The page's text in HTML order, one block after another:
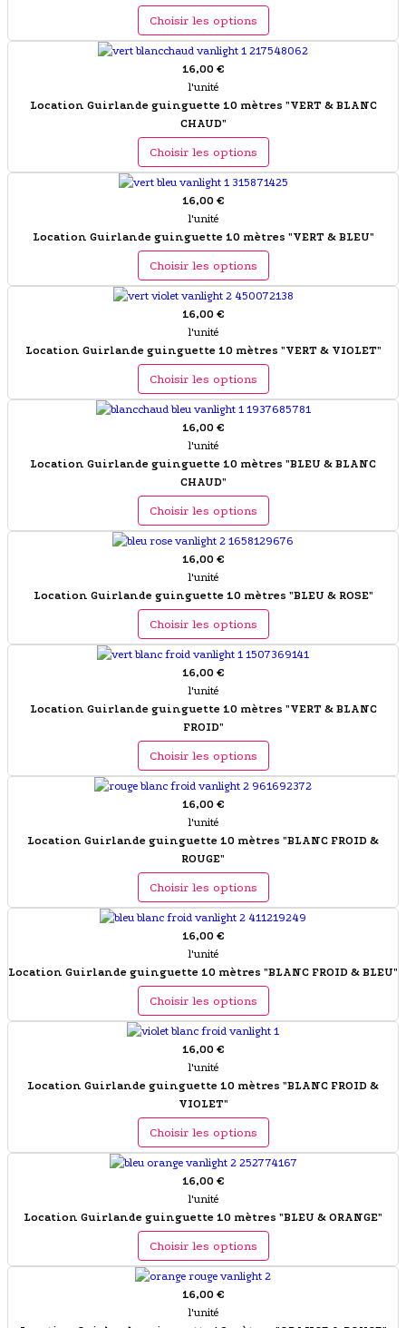
Choisir les options
16,00 €
l'unité
Location Guirlande guinguette 10 mètres "VERT & BLANC
CHAUD"
Choisir les options
16,00 €
l'unité
Location Guirlande guinguette 10 mètres "VERT & BLEU"
Choisir les options
16,00 €
l'unité
Location Guirlande guinguette 10 mètres "VERT & VIOLET"
Choisir les options
16,00 €
l'unité
Location Guirlande guinguette 10 mètres "BLEU & BLANC
CHAUD"
Choisir les options
16,00 €
l'unité
Location Guirlande guinguette 10 mètres "BLEU & ROSE"
Choisir les options
16,00 €
l'unité
Location Guirlande guinguette 10 mètres "VERT & BLANC
FROID"
Choisir les options
16,00 €
l'unité
Location Guirlande guinguette 10 mètres "BLANC FROID &
ROUGE"
Choisir les options
16,00 €
l'unité
Location Guirlande guinguette 10 mètres "BLANC FROID & BLEU"
Choisir les options
16,00 €
l'unité
Location Guirlande guinguette 10 mètres "BLANC FROID &
VIOLET"
Choisir les options
16,00 €
l'unité
Location Guirlande guinguette 10 mètres "BLEU & ORANGE"
Choisir les options
16,00 €
l'unité